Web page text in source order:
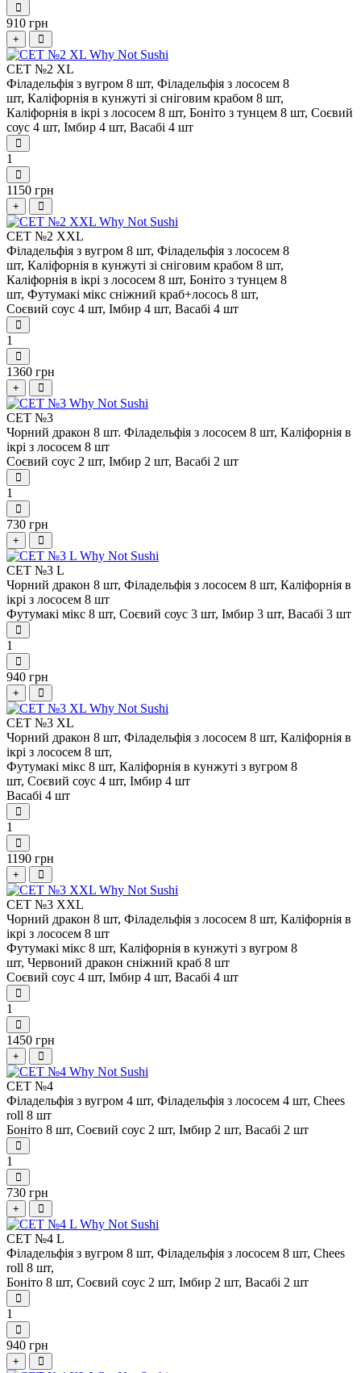
910 грн
+
СЕТ №2 XL
Філадельфія з вугром 8 шт, Філадельфія з лососем 8
шт, Каліфорнія в кунжуті зі сніговим крабом 8 шт,
Каліфорнія в ікрі з лососем 8 шт, Боніто з тунцем 8 шт, Соєвий
соус 4 шт, Імбир 4 шт, Васабі 4 шт
1
1150 грн
+
СЕТ №2 XXL
Філадельфія з вугром 8 шт, Філадельфія з лососем 8
шт, Каліфорнія в кунжуті зі сніговим крабом 8 шт,
Каліфорнія в ікрі з лососем 8 шт, Боніто з тунцем 8
шт, Футумакі мікс сніжний краб+лосось 8 шт,
Соєвий соус 4 шт, Імбир 4 шт, Васабі 4 шт
1
1360 грн
+
СЕТ №3
Чорний дракон 8 шт. Філадельфія з лососем 8 шт, Каліфорнія в
ікрі з лососем 8 шт
Соєвий соус 2 шт, Імбир 2 шт, Васабі 2 шт
1
730 грн
+
СЕТ №3 L
Чорний дракон 8 шт, Філадельфія з лососем 8 шт, Каліфорнія в
ікрі з лососем 8 шт
Футумакі мікс 8 шт, Соєвий соус 3 шт, Імбир 3 шт, Васабі 3 шт
1
940 грн
+
СЕТ №3 XL
Чорний дракон 8 шт, Філадельфія з лососем 8 шт, Каліфорнія в
ікрі з лососем 8 шт,
Футумакі мікс 8 шт, Каліфорнія в кунжуті з вугром 8
шт, Соєвий соус 4 шт, Імбир 4 шт
Васабі 4 шт
1
1190 грн
+
СЕТ №3 XXL
Чорний дракон 8 шт, Філадельфія з лососем 8 шт, Каліфорнія в
ікрі з лососем 8 шт
Футумакі мікс 8 шт, Каліфорнія в кунжуті з вугром 8
шт, Червоний дракон сніжний краб 8 шт
Соєвий соус 4 шт, Імбир 4 шт, Васабі 4 шт
1
1450 грн
+
СЕТ №4
Філадельфія з вугром 4 шт, Філадельфія з лососем 4 шт, Chees
roll 8 шт
Боніто 8 шт, Соєвий соус 2 шт, Імбир 2 шт, Васабі 2 шт
1
730 грн
+
СЕТ №4 L
Філадельфія з вугром 8 шт, Філадельфія з лососем 8 шт, Chees
roll 8 шт,
Боніто 8 шт, Соєвий соус 2 шт, Імбир 2 шт, Васабі 2 шт
1
940 грн
+